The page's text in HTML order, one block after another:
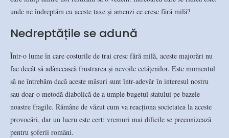
unde ne îndreptăm cu aceste taxe și amenzi ce cresc fără milă?
Nedreptățile se adună
Într-o lume în care costurile de trai cresc fără milă, aceste majorări nu
fac decât să adâncească frustrarea și nevoile cetățenilor. Este momentul
să ne întrebăm dacă aceste măsuri sunt într-adevăr în interesul nostru
sau doar o metodă diabolică de a umple bugetul statului pe bazele
noastre fragile. Rămâne de văzut cum va reacționa societatea la aceste
provocări, dar un lucru este cert: vremuri mai dificile se preconizează
pentru șoferii români.